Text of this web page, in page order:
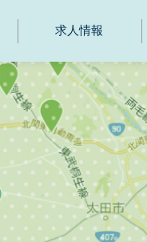
求人情報